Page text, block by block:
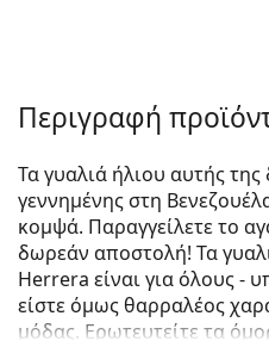
Περιγραφή
Τα γυαλιά ήλιου αυτής
γεννημένης στη
κομψά. Παραγγείλετε το
δωρεάν αποστολή! Τα
Herrera είναι για όλους -
είστε όμως θαρραλέος
μόδας. Ερωτευτείτε τα